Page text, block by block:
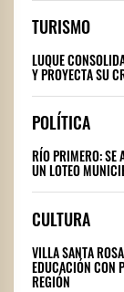
TURISMO
LUQUE
Y PROYECTA SU
POLÍTICA
RÍO PRIMERO: SE
UN LOTEO
CULTURA
VILLA SANTA
EDUCACIÓN CON
REGIÓN